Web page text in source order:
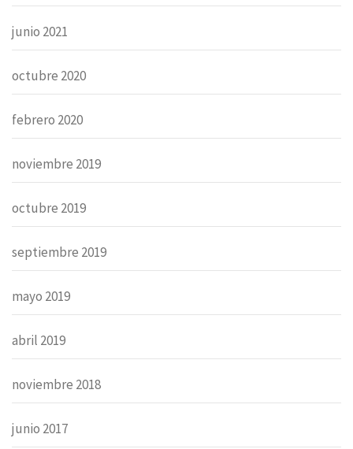
junio 2021
octubre 2020
febrero 2020
noviembre 2019
octubre 2019
septiembre 2019
mayo 2019
abril 2019
noviembre 2018
junio 2017